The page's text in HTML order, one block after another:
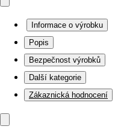
Informace o výrobku
Popis
Bezpečnost výrobků
Další kategorie
Zákaznická hodnocení